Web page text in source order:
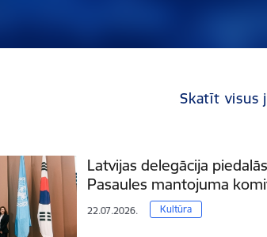
Skatīt visus
Latvijas delegācija
Pasaules mantojuma
22.07.2026. Kultūra